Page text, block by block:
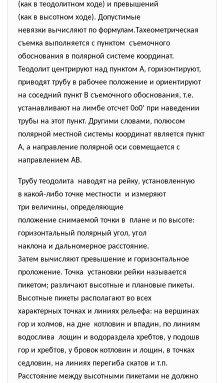
(как в теодолитном ходе) и превышений
(как в высотном ходе). Допустимые
невязки вычисляют по формулам.Тахеометрическая
съемка выполняется с пунктом съемочного
обоснования в полярной системе координат.
Теодолит центрируют над пунктом А, горизонтируют,
приводят трубу в рабочее положение и ориентируют
на соседний пункт В съемочного обоснования, т.е.
устанавливают на лимбе отсчет 0o0' при наведении
трубы на этот пункт. Другими словами, полюсом
полярной местной системы координат является пункт
А, а направление полярной оси совмещается с
направлением АВ.
Трубу теодолита наводят на рейку, установленную
в какой-либо точке местности и измеряют
три величины, определяющие
положение снимаемой точки в плане и по высоте:
горизонтальный полярный угол, угол
наклона и дальномерное расстояние.
Затем вычисляют превышение и горизонтальное
проложение. Точка установки рейки называется
пикетом; различают высотные и плановые пикеты.
Высотные пикеты располагают во всех
характерных точках и линиях рельефа: на вершинах
гор и холмов, на дне котловин и впадин, по линиям
водослива лощин и водораздела хребтов, у подошв
гор и хребтов, у бровок котловин и лощин, в точках
седловин, на линиях перегиба скатов и т.п.
Расстояние между высотными пикетами не должно